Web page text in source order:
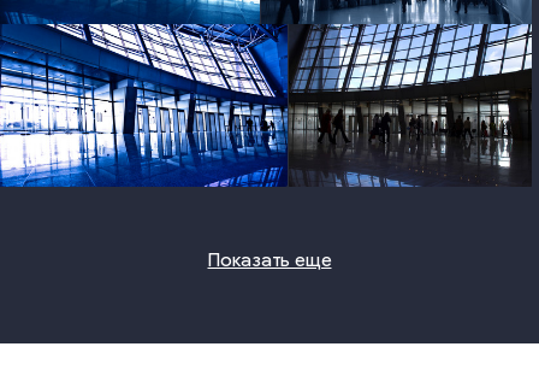
photo photo
Показать еще